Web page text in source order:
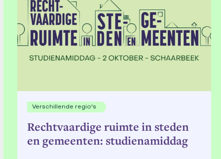
Verschillende regio's
Rechtvaardige ruimte in steden
en gemeenten: studienamiddag